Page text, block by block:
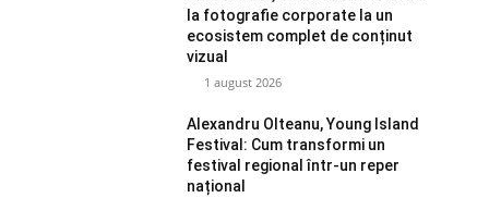
la fotografie corporate la un
ecosistem complet de conținut
vizual
1 august 2026
Alexandru Olteanu, Young Island
Festival: Cum transformi un
festival regional într-un reper
național